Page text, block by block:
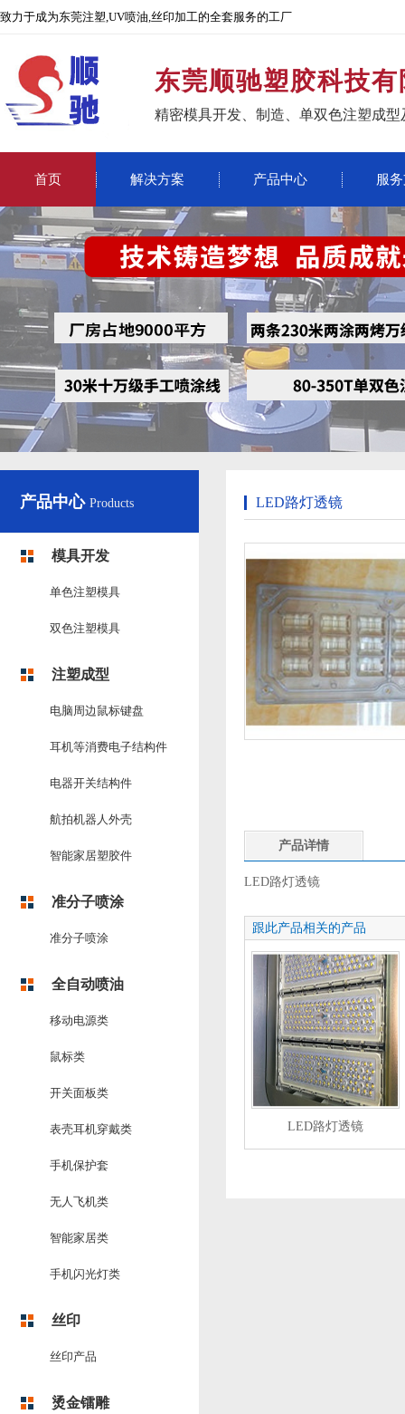
致力于成为东莞注塑,UV喷油,丝印加工的全套服务的工厂
东莞顺驰塑胶科技
精密模具开发、制造、单双色注塑成
首页 解决方案 产品中心 服
产品中心 Products
模具开发
单色注塑模具
双色注塑模具
注塑成型
电脑周边鼠标键盘
耳机等消费电子结构件
电器开关结构件
航拍机器人外壳
智能家居塑胶件
准分子喷涂
准分子喷涂
全自动喷油
移动电源类
鼠标类
开关面板类
表壳耳机穿戴类
手机保护套
无人飞机类
智能家居类
手机闪光灯类
丝印
丝印产品
烫金镭雕
LED路灯透镜
产品详情
LED路灯透镜
跟此产品相关的产品
LED路灯透镜